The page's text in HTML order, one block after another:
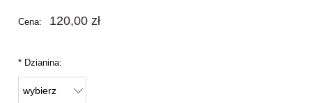
Cena: 120,00 zł
* Dzianina: